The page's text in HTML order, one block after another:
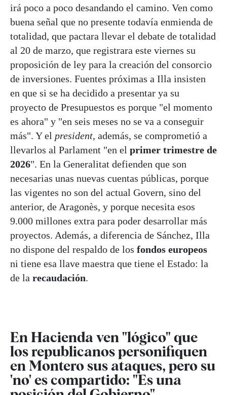
irá poco a poco desandando el camino. Ven como
buena señal que no presente todavía enmienda de
totalidad, que pactara llevar el debate de totalidad
al 20 de marzo, que registrara este viernes su
proposición de ley para la creación del consorcio
de inversiones. Fuentes próximas a Illa insisten
en que si se ha decidido a presentar ya su
proyecto de Presupuestos es porque "el momento
es ahora" y "en seis meses no se va a conseguir
más". Y el president, además, se comprometió a
llevarlos al Parlament "en el primer trimestre de
2026". En la Generalitat defienden que son
necesarias unas nuevas cuentas públicas, porque
las vigentes no son del actual Govern, sino del
anterior, de Aragonès, y porque necesita esos
9.000 millones extra para poder desarrollar más
proyectos. Además, a diferencia de Sánchez, Illa
no dispone del respaldo de los fondos europeos
ni tiene esa llave maestra que tiene el Estado: la
de la recaudación.
En Hacienda ven "lógico" que
los republicanos personifiquen
en Montero sus ataques, pero su
'no' es compartido: "Es una